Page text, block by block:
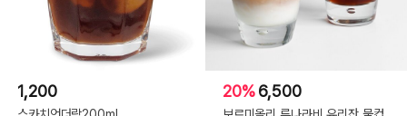
1,200 20%6,500